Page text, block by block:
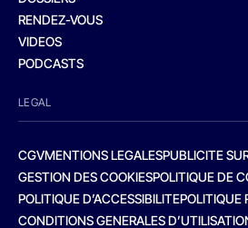
RENDEZ-VOUS
VIDEOS
PODCASTS
LEGAL
CGVMENTIONS LEGALESPUBLICITE
GESTION DES COOKIESPOLITIQUE DE
POLITIQUE D’ACCESSIBILITEPOLITIQUE
CONDITIONS GENERALES